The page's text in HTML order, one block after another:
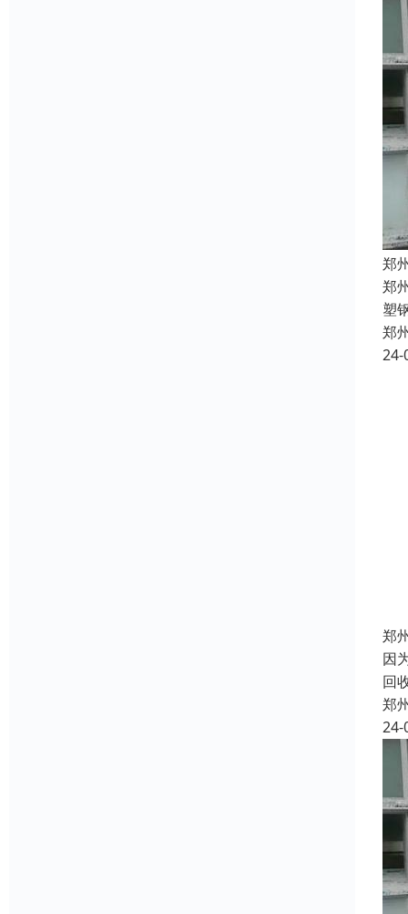
郑
郑
塑
郑
24-
郑
因
回
郑
24-